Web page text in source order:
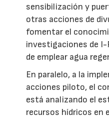
sensibilización y
otras acciones de
fomentar el
investigaciones de
de emplear agua
En paralelo, a la
acciones piloto, el
está analizando el
recursos hídricos en